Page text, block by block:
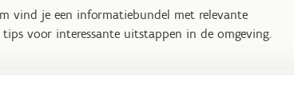
vind je een informatiebundel met relevante
voor interessante uitstappen in de omgeving.